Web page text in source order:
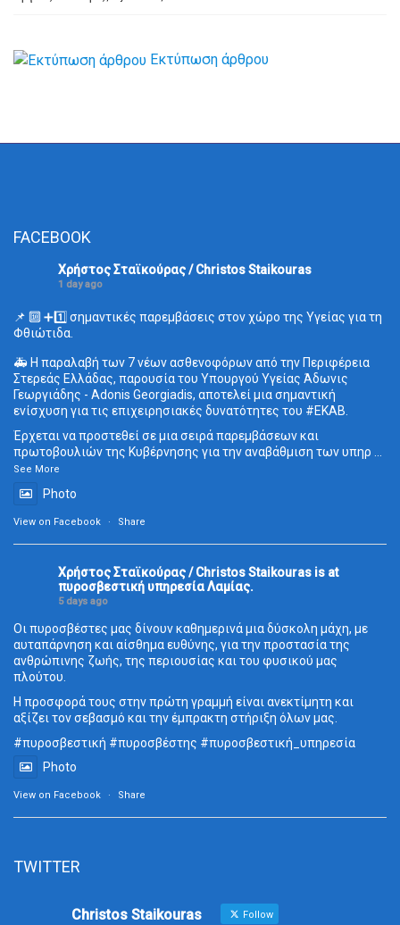
Εκτύπωση άρθρου
FACEBOOK
Χρήστος Σταϊκούρας / Christos Staikouras
1 day ago
📌 🔟 ➕1️⃣ σημαντικές παρεμβάσεις στον χώρο της Υγείας για τη
Φθιώτιδα.
🚑 Η παραλαβή των 7 νέων ασθενοφόρων από την Περιφέρεια
Στερεάς Ελλάδας, παρουσία του Υπουργού Υγείας Άδωνις
Γεωργιάδης - Adonis Georgiadis, αποτελεί μια σημαντική
ενίσχυση για τις επιχειρησιακές δυνατότητες του #ΕΚΑΒ.
Έρχεται να προστεθεί σε μια σειρά παρεμβάσεων και
πρωτοβουλιών της Κυβέρνησης για την αναβάθμιση των υπηρ ...
See More
Photo
View on Facebook · Share
Χρήστος Σταϊκούρας / Christos Staikouras is at
πυροσβεστική υπηρεσία Λαμίας.
5 days ago
Οι πυροσβέστες μας δίνουν καθημερινά μια δύσκολη μάχη, με
αυταπάρνηση και αίσθημα ευθύνης, για την προστασία της
ανθρώπινης ζωής, της περιουσίας και του φυσικού μας
πλούτου.
Η προσφορά τους στην πρώτη γραμμή είναι ανεκτίμητη και
αξίζει τον σεβασμό και την έμπρακτη στήριξη όλων μας.
#πυροσβεστική #πυροσβέστης #πυροσβεστική_ υπηρεσία
Photo
View on Facebook · Share
TWITTER
Christos Staikouras Follow